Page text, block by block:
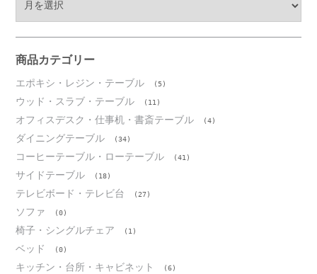
ブ
商品カテゴリー
エポキシ・レジン・テーブル (5)
ウッド・スラブ・テーブル (11)
オフィスデスク・仕事机・書斎テーブル (4)
ダイニングテーブル (34)
コーヒーテーブル・ローテーブル (41)
サイドテーブル (18)
テレビボード・テレビ台 (27)
ソファ (0)
椅子・シングルチェア (1)
ベッド (0)
キッチン・台所・キャビネット (6)